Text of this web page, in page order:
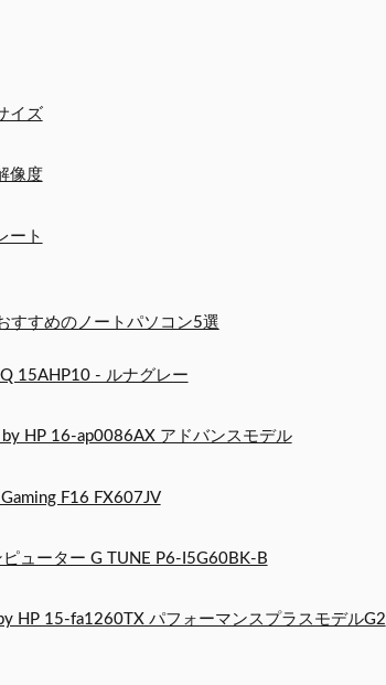
イズ
像度
ート
すすめのノートパソコン5選
15AHP10 - ルナグレー
HP 16-ap0086AX アドバンスモデル
F16 FX607JV
ューター G TUNE P6-I5G60BK-B
HP 15-fa1260TX パフォーマンスプラスモデルG2